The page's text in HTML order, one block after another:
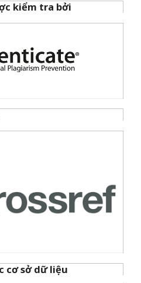
kiểm tra bởi
cơ sở dữ liệu